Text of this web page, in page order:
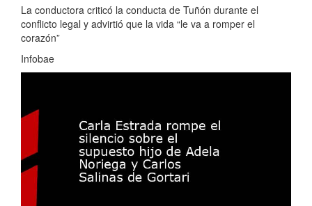
La conductora criticó la conducta de Tuñón durante el
conflicto legal y advirtió que la vida “le va a romper el
corazón”
Infobae